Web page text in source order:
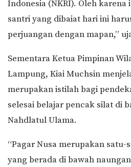
Indonesia (NKRI). Oleh
santri yang dibaiat hari ini
perjuangan dengan mapan,”
Sementara Ketua Pimpinan
Lampung, Kiai Muchsin
merupakan istilah bagi
selesai belajar pencak silat di
Nahdlatul Ulama.
“Pagar Nusa merupakan
yang berada di bawah